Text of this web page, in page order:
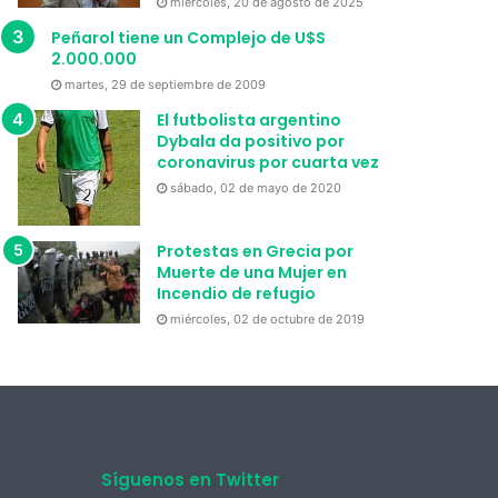
Peñarol tiene un Complejo de U$S
2.000.000
martes, 29 de septiembre de 2009
El futbolista argentino
Dybala da positivo por
coronavirus por cuarta vez
sábado, 02 de mayo de 2020
Protestas en Grecia por
Muerte de una Mujer en
Incendio de refugio
miércoles, 02 de octubre de 2019
Síguenos en Twitter